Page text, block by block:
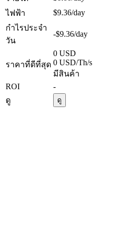
ไฟฟ้า
$9.36/day
กำไรประจำ
วัน
-$9.36/day
ราคาที่ดีที่สุด
0 USD
0 USD/Th/s
มีสินค้า
ROI
-
ดู
ดู